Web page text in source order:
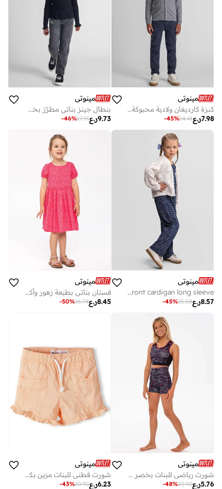
مينوتي
كنزة كارديغان ولادية محبوكة ناعمة بأزرار أمامية
ر.ع7.98
14.41
-45%
مينوتي
بنطال جينز بناتي مطرّز بخصر مطاطي مريح
ر.ع9.73
17.91
-46%
مينوتي
Girls white cotton button front cardigan long sleeve
ر.ع8.57
15.58
-45%
مينوتي
فستان بناتي بطبعة زهور وأكمام قصيرة منتفخة وزر خلفي
ر.ع8.45
16.74
-50%
مينوتي
شورت رياضي للبنات بخصر مطاطي مرن وقصة مريحة
ر.ع5.76
10.90
-48%
مينوتي
شورت قطني للبنات مزين بكشكش وجيوب ورباط خصر
ر.ع6.23
10.90
-43%